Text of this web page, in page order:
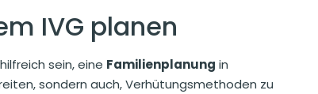
IVG planen
sein, eine Familienplanung in
sondern auch, Verhütungsmethoden zu